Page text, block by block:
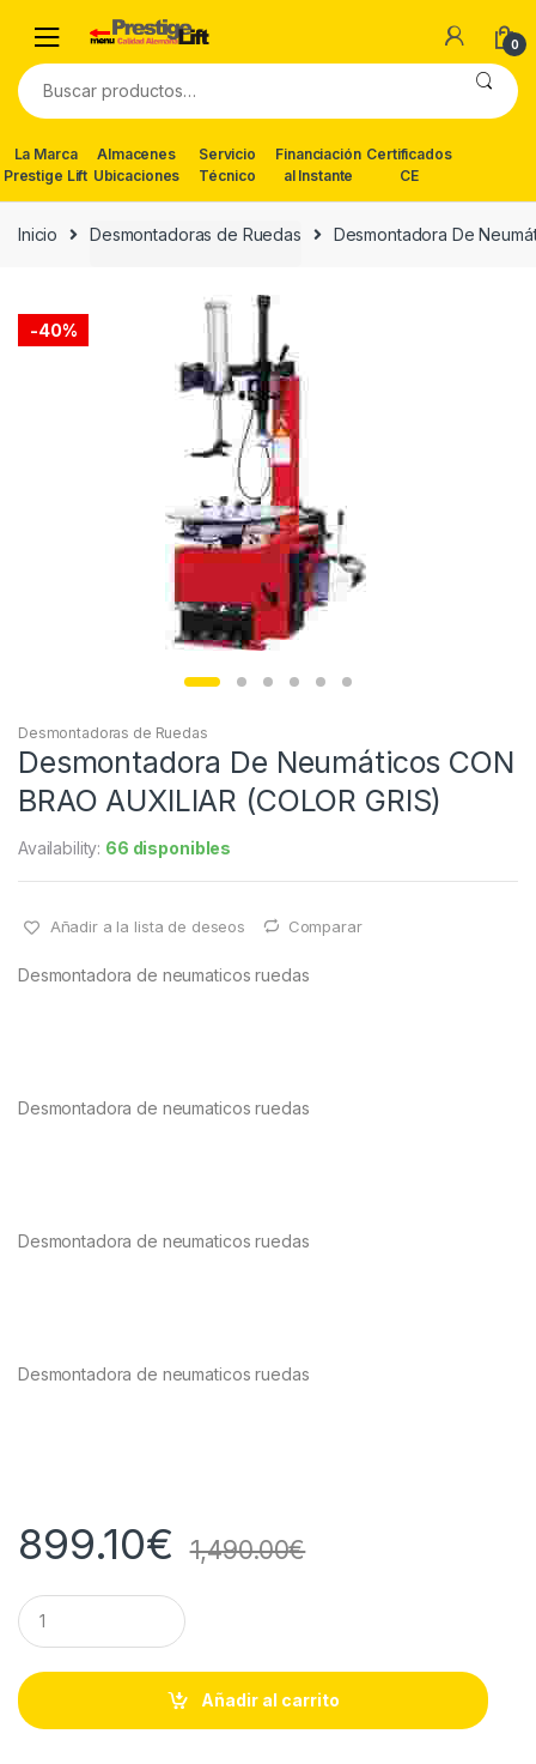
navigation
content
0
Buscar
por:
La Marca
Prestige Lift
Almacenes
Ubicaciones
Servicio
Técnico
Financiación
al Instante
Certificados
CE
Inicio Desmontadoras de Ruedas Desmontadora De
-40%
Desmontadoras de Ruedas
Desmontadora De Neumáticos CON
BRAO AUXILIAR (COLOR GRIS)
Availability: 66 disponibles
Añadir a la lista de deseos Comparar
Desmontadora de neumaticos ruedas
Desmontadora de neumaticos ruedas
Desmontadora de neumaticos ruedas
Desmontadora de neumaticos ruedas
899.10€ 1,490.00€
Q
u
a
t
i
Añadir al carrito